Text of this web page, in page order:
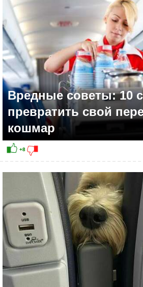
+8
Вредные советы: 10
превратить свой
кошмар